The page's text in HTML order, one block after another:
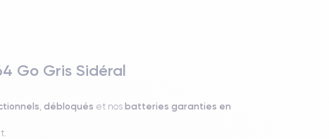
Go Gris Sidéral
débloqués et nos batteries garanties en